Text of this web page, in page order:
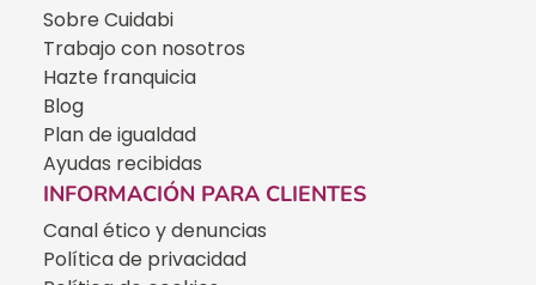
Sobre Cuidabi
Trabajo con nosotros
Hazte franquicia
Blog
Plan de igualdad
Ayudas recibidas
INFORMACIÓN PARA CLIENTES
Canal ético y denuncias
Política de privacidad